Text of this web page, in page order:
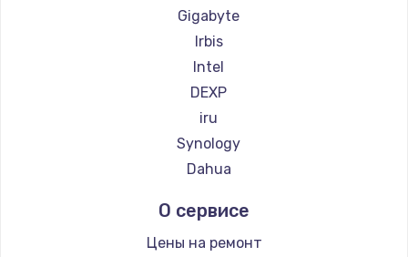
Gigabyte
Irbis
Intel
DEXP
iru
Synology
Dahua
О сервисе
Цены на ремонт